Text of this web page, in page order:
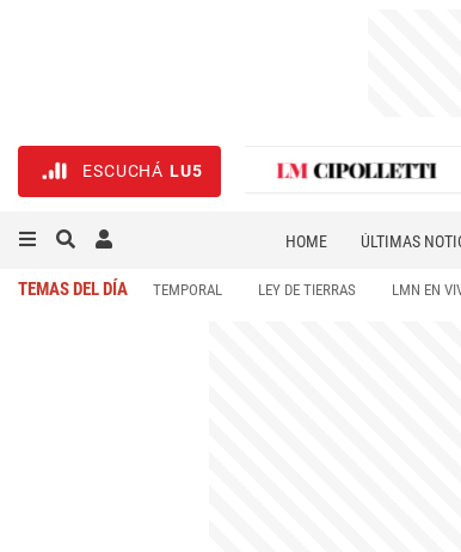
ESCUCHÁ LU5
HOME ÚLTIMAS
TEMAS DEL DÍA TEMPORAL LEY DE TIERRAS LMN EN